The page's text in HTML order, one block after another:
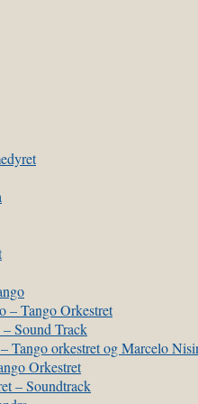
– Tango Orkestret
Sound Track
Tango orkestret og Marcelo
Orkestret
– Soundtrack